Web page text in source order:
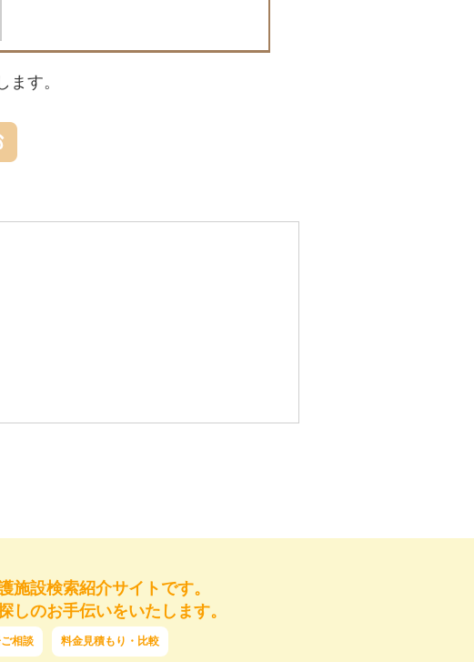
す。
情報をご提供いただけない場合には対応
施設検索紹介サイトです。
しのお手伝いをいたします。
相談 料金見積もり・比較